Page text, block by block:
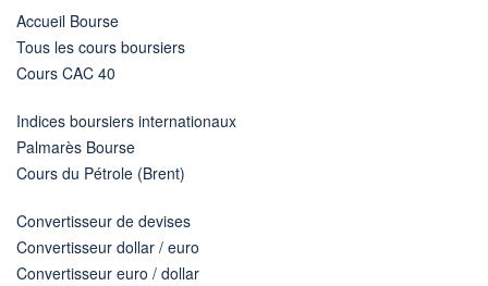
Accueil Bourse
Tous les cours boursiers
Cours CAC 40
Indices boursiers internationaux
Palmarès Bourse
Cours du Pétrole (Brent)
Convertisseur de devises
Convertisseur dollar / euro
Convertisseur euro / dollar